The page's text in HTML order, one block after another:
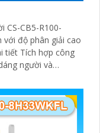
CS-CB5-R100-
với độ phân giải cao
tiết Tích hợp công
người và
mọi điều kiện thời
có khả năng còi
chức năng AI deep